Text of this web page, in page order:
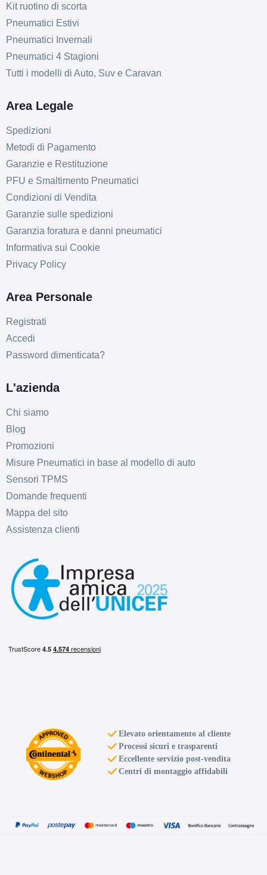
Kit ruotino di scorta
Pneumatici Estivi
Pneumatici Invernali
Pneumatici 4 Stagioni
Tutti i modelli di Auto, Suv e Caravan
Area Legale
Spedizioni
Metodi di Pagamento
Garanzie e Restituzione
PFU e Smaltimento Pneumatici
Condizioni di Vendita
Garanzie sulle spedizioni
Garanzia foratura e danni pneumatici
Informativa sui Cookie
Privacy Policy
Area Personale
Registrati
Accedi
Password dimenticata?
L'azienda
Chi siamo
Blog
Promozioni
Misure Pneumatici in base al modello di auto
Sensori TPMS
Domande frequenti
Mappa del sito
Assistenza clienti
Elevato orientamento al cliente
Processi sicuri e trasparenti
Eccellente servizio post-vendita
Centri di montaggio affidabili